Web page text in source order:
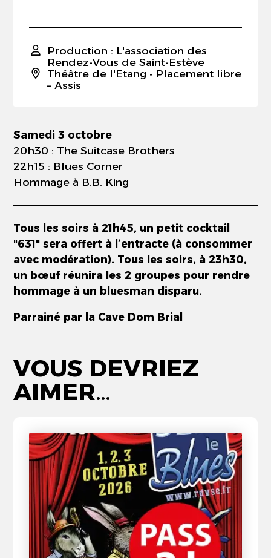
Production : L'association des
Rendez-Vous de Saint-Estève
Théâtre de l'Etang • Placement libre
– Assis
Samedi 3 octobre
20h30 : The Suitcase Brothers
22h15 : Blues Corner
Hommage à B.B. King
Tous les soirs à 21h45, un petit cocktail
"631" sera offert à l’entracte (à consommer
avec modération). Tous les soirs, à 23h30,
un bœuf réunira les 2 groupes pour rendre
hommage à un bluesman disparu.
Parrainé par la Cave Dom Brial
VOUS DEVRIEZ
AIMER…